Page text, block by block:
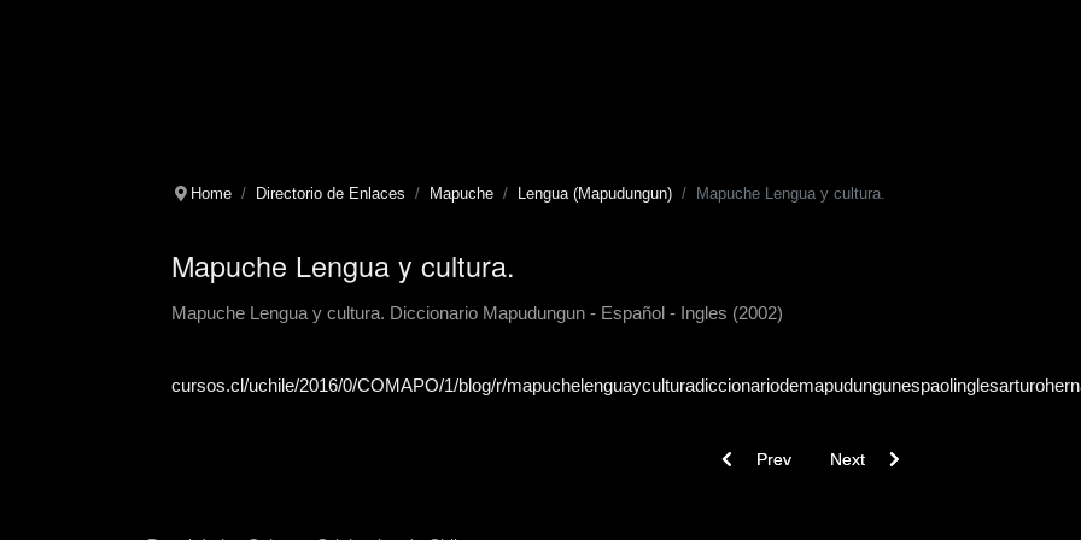
Home Directorio de Enlaces Mapuche Lengua (Mapudungun) Mapuche Lengua y cultura.
Mapuche Lengua y cultura.
Mapuche Lengua y cultura. Diccionario Mapudungun - Español - Ingles (2002)
cursos.cl/uchile/2016/0/COMAPO/1/blog/r/
Previous article: Diccionario ilustrado de la
Prev Next article: Diccionario
Next